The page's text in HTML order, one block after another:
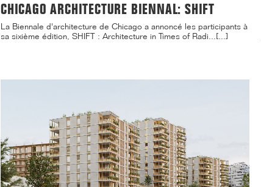
CHICAGO ARCHITECTURE BIENNAL: SHIFT
La Biennale d'architecture de Chicago a annoncé les participants à
sa sixième édition, SHIFT : Architecture in Times of Radi...[...]